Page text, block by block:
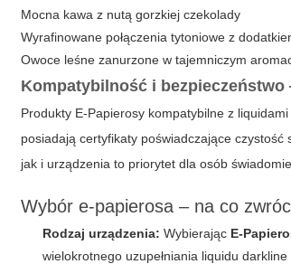
Mocna kawa z nutą gorzkiej czekolady
Wyrafinowane połączenia tytoniowe z
Owoce leśne zanurzone w tajemniczym
Kompatybilność i
Produkty E-Papierosy kompatybilne z
posiadają certyfikaty poświadczające
jak i urządzenia to priorytet dla osób
Wybór e-papierosa – na co
Rodzaj urządzenia: Wybierając E-
wielokrotnego uzupełniania liquidu darkline